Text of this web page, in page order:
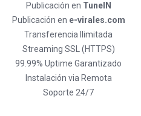
Publicación en TuneIN
Publicación en e-virales.com
Transferencia Ilimitada
Streaming SSL (HTTPS)
99.99% Uptime Garantizado
Instalación via Remota
Soporte 24/7